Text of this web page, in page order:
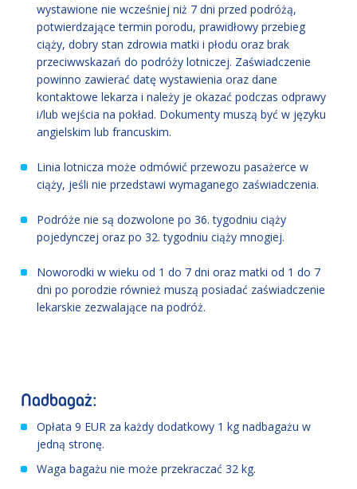
wystawione nie wcześniej niż 7 dni przed podróżą,
potwierdzające termin porodu, prawidłowy przebieg
ciąży, dobry stan zdrowia matki i płodu oraz brak
przeciwwskazań do podróży lotniczej. Zaświadczenie
powinno zawierać datę wystawienia oraz dane
kontaktowe lekarza i należy je okazać podczas odprawy
i/lub wejścia na pokład. Dokumenty muszą być w języku
angielskim lub francuskim.
Linia lotnicza może odmówić przewozu pasażerce w
ciąży, jeśli nie przedstawi wymaganego zaświadczenia.
Podróże nie są dozwolone po 36. tygodniu ciąży
pojedynczej oraz po 32. tygodniu ciąży mnogiej.
Noworodki w wieku od 1 do 7 dni oraz matki od 1 do 7
dni po porodzie również muszą posiadać zaświadczenie
lekarskie zezwalające na podróż.
Nadbagaż:
Opłata 9 EUR za każdy dodatkowy 1 kg nadbagażu w
jedną stronę.
Waga bagażu nie może przekraczać 32 kg.